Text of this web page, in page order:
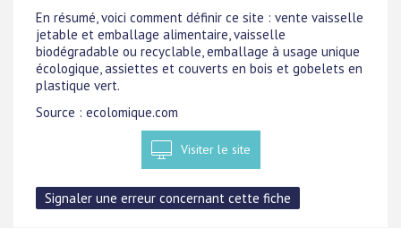
En résumé, voici comment définir ce site : vente vaisselle
jetable et emballage alimentaire, vaisselle
biodégradable ou recyclable, emballage à usage unique
écologique, assiettes et couverts en bois et gobelets en
plastique vert.
Source : ecolomique.com
Visiter le site